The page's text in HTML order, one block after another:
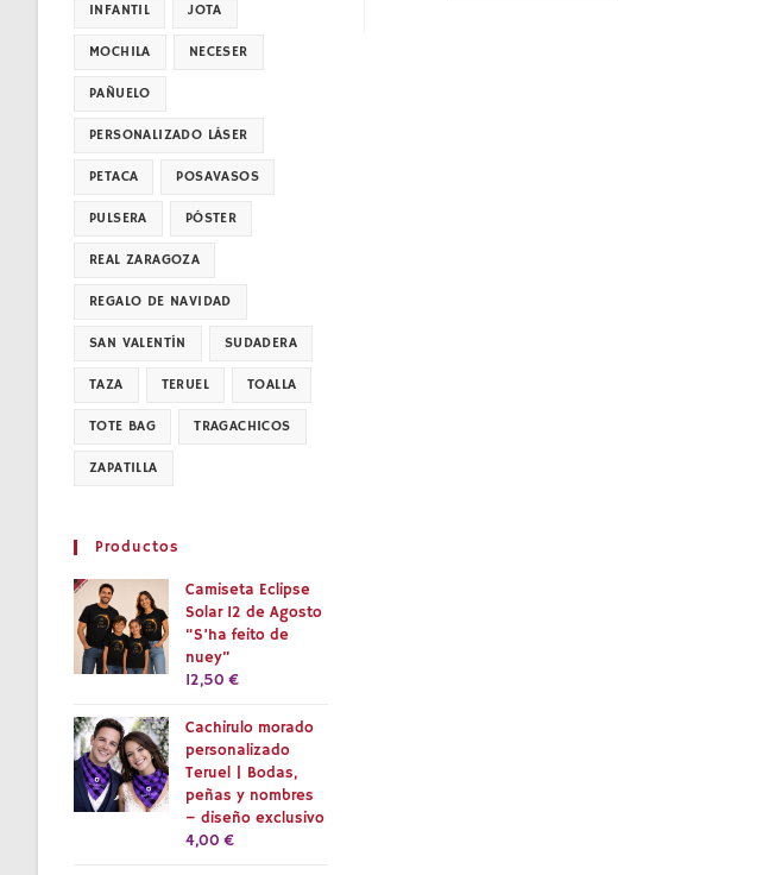
INFANTIL JOTA
MOCHILA NECESER
PAÑUELO
PERSONALIZADO LÁSER
PETACA POSAVASOS
PULSERA PÓSTER
REAL ZARAGOZA
REGALO DE NAVIDAD
SAN VALENTÍN SUDADERA
TAZA TERUEL TOALLA
TOTE BAG TRAGACHICOS
ZAPATILLA
Productos
Camiseta Eclipse
Solar 12 de Agosto
“S’ha feito de
nuey”
12,50 €
Cachirulo morado
personalizado
Teruel | Bodas,
peñas y nombres
– diseño exclusivo
4,00 €